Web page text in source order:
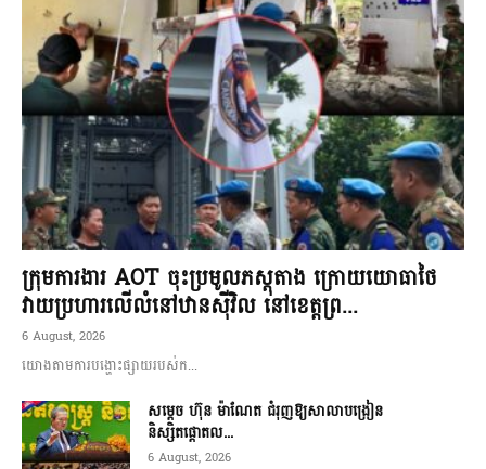
ក្រុមការងារ AOT ចុះប្រមូលភស្តុតាង ក្រោយយោធាថៃ
វាយប្រហារលើលំនៅឋានស៊ីវិល នៅខេត្តព្រ...
6 August, 2026
យោងតាមការបង្ហោះផ្សាយរបស់ក...
សម្តេច ហ៊ុន ម៉ាណែត ជំរុញឱ្យសាលាបង្រៀន
និស្សិតផ្តោតល...
6 August, 2026